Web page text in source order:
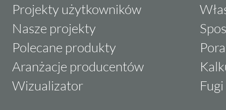
Projekty użytkowników
Nasze projekty
Polecane produkty
Aranżacje producentów
Wizualizator